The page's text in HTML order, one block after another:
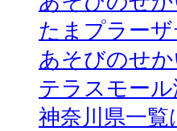
たまプラー
あそびのせ
テラスモー
神奈川県一覧